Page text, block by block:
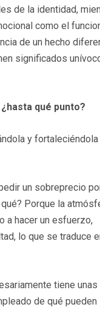
de la identidad,
como el
de un hecho
significados
qué punto?
y
un sobreprecio
Porque la
a hacer un esfuerzo,
lo que se traduce
tiene unas
de qué pueden